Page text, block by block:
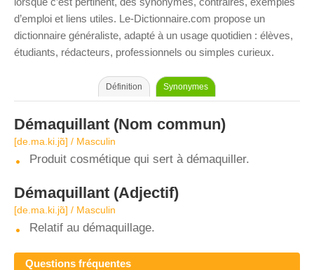
d’emploi et liens utiles. Le-Dictionnaire.com propose un
dictionnaire généraliste, adapté à un usage quotidien : élèves,
étudiants, rédacteurs, professionnels ou simples curieux.
Définition Synonymes
Démaquillant (Nom commun)
[de.ma.ki.jɑ̃] / Masculin
Produit cosmétique qui sert à démaquiller.
Démaquillant (Adjectif)
[de.ma.ki.jɑ̃] / Masculin
Relatif au démaquillage.
Questions fréquentes